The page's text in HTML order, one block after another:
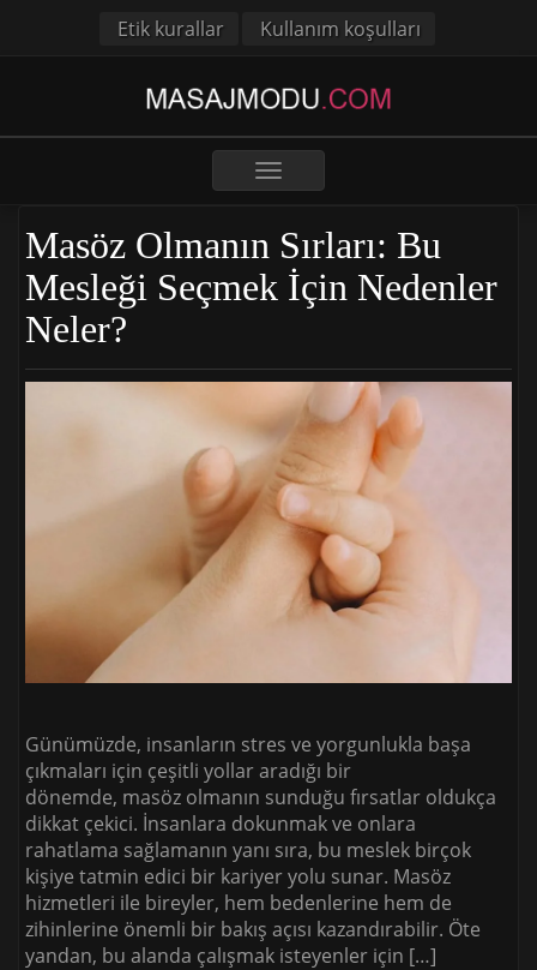
Etik kurallar Kullanım koşulları
Toggle
navigation
Masöz Olmanın Sırları: Bu
Mesleği Seçmek İçin Nedenler
Neler?
Günümüzde, insanların stres ve yorgunlukla başa
çıkmaları için çeşitli yollar aradığı bir
dönemde, masöz olmanın sunduğu fırsatlar oldukça
dikkat çekici. İnsanlara dokunmak ve onlara
rahatlama sağlamanın yanı sıra, bu meslek birçok
kişiye tatmin edici bir kariyer yolu sunar. Masöz
hizmetleri ile bireyler, hem bedenlerine hem de
zihinlerine önemli bir bakış açısı kazandırabilir. Öte
yandan, bu alanda çalışmak isteyenler için […]